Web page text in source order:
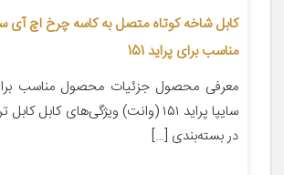
مناسب برای پراید 151
معرفی محصول جزئیات محصول مناسب
سایپا پراید ۱۵۱ (وانت) ویژگی‌های کابل
در بسته‌بندی […]